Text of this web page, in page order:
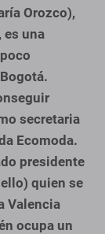
Orozco),
es una
secretaria
Ecomoda.
presidente
quien se
Valencia
ocupa un